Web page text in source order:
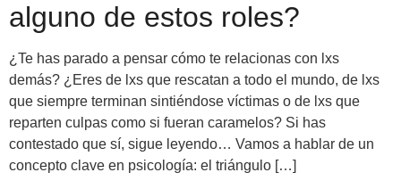
alguno de estos roles?
¿Te has parado a pensar cómo te relacionas con lxs
demás? ¿Eres de lxs que rescatan a todo el mundo, de lxs
que siempre terminan sintiéndose víctimas o de lxs que
reparten culpas como si fueran caramelos? Si has
contestado que sí, sigue leyendo… Vamos a hablar de un
concepto clave en psicología: el triángulo […]